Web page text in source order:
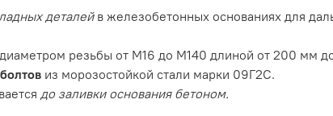
деталейв железобетонных основаниях для
диаметром резьбы от М16 до М140 длиной от 200 мм
из морозостойкой стали марки 09Г2С.
до заливки основания бетоном.